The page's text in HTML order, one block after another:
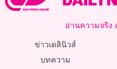
อ่านความจริง
ข่าวเดลินิวส์
บทความ